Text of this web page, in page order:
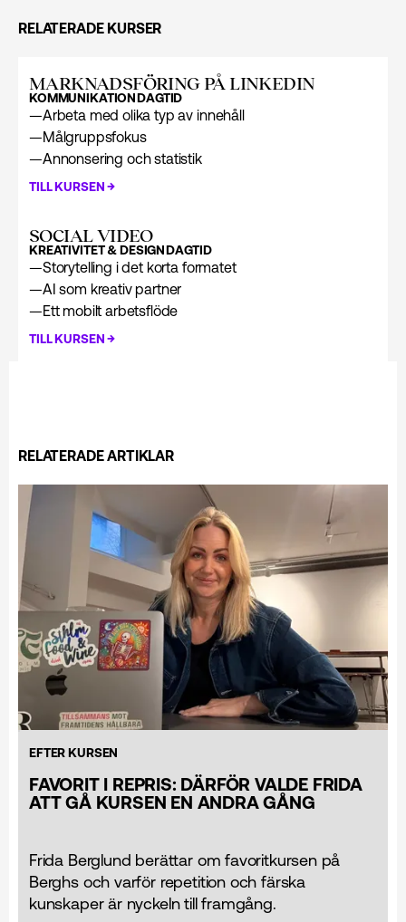
RELATERADE KURSER
MARKNADS­FÖRING PÅ LINKEDIN
KOMMUNIKATIONDAGTID
—Arbeta med olika typ av innehåll
—Målgruppsfokus
—Annonsering och statistik
TILL KURSEN→
SOCIAL VIDEO
KREATIVITET & DESIGNDAGTID
—Storytelling i det korta formatet
—AI som kreativ partner
—Ett mobilt arbetsflöde
TILL KURSEN→
RELATERADE ARTIKLAR
EFTER KURSEN
FAVORIT I REPRIS: DÄRFÖR VALDE FRIDA
ATT GÅ KURSEN EN ANDRA GÅNG
Frida Berglund berättar om favoritkursen på
Berghs och varför repetition och färska
kunskaper är nyckeln till framgång.